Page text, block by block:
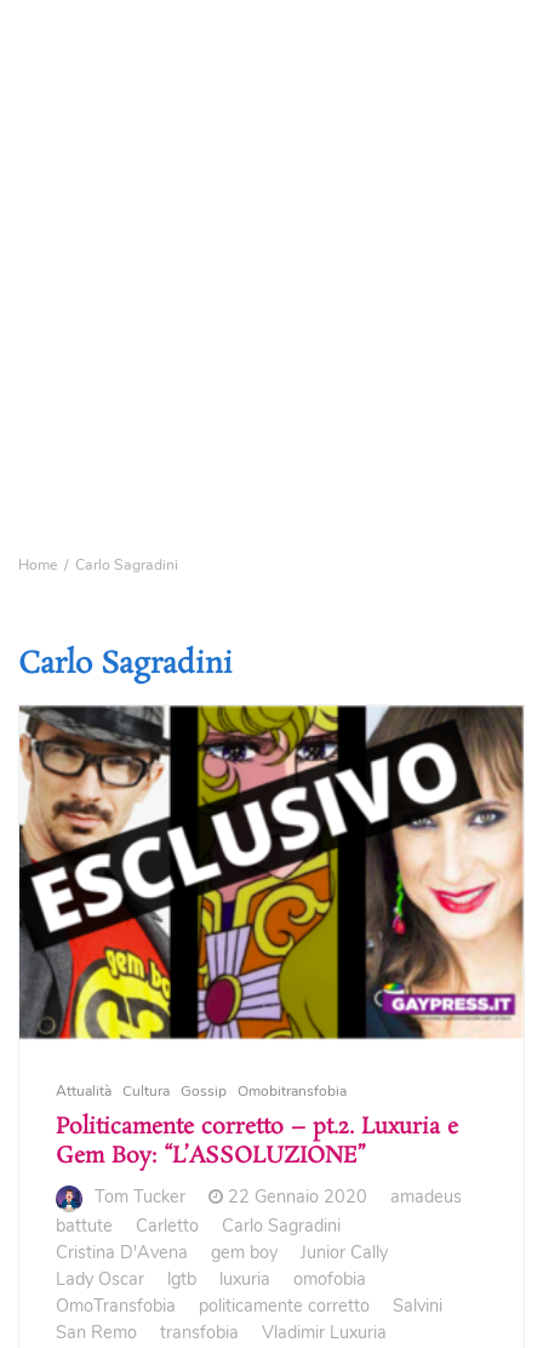
Home Carlo Sagradini
Carlo Sagradini
Attualità Cultura Gossip Omobitransfobia
Politicamente corretto – pt.2. Luxuria e
Gem Boy: “L’ASSOLUZIONE”
Tom Tucker 22 Gennaio 2020
amadeus
battute
Carletto
Carlo Sagradini
Cristina D'Avena
gem boy
Junior Cally
Lady Oscar
lgtb luxuria
omofobia
OmoTransfobia
politicamente corretto
Salvini
San Remo
transfobia Vladimir Luxuria